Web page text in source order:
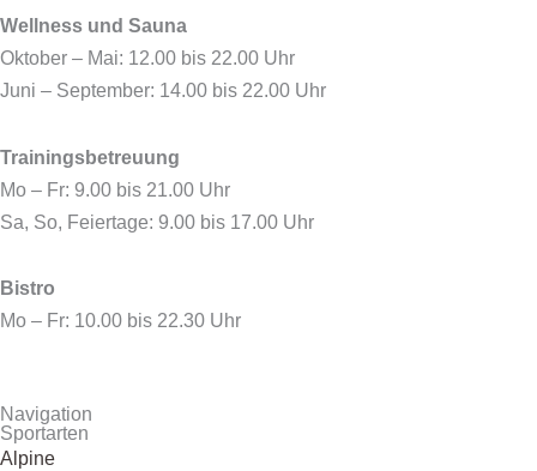
r
m
Wellness und Sauna
Oktober – Mai: 12.00 bis 22.00 Uhr
Juni – September: 14.00 bis 22.00 Uhr
Trainingsbetreuung
Mo – Fr: 9.00 bis 21.00 Uhr
Sa, So, Feiertage: 9.00 bis 17.00 Uhr
Bistro
Mo – Fr: 10.00 bis 22.30 Uhr
Navigation
Sportarten
Alpine